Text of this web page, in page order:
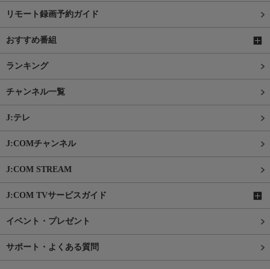
リモート録画予約ガイド
おすすめ番組
ランキング
チャンネル一覧
J:テレ
J:COMチャンネル
J:COM STREAM
J:COM TVサービスガイド
イベント・プレゼント
サポート・よくある質問